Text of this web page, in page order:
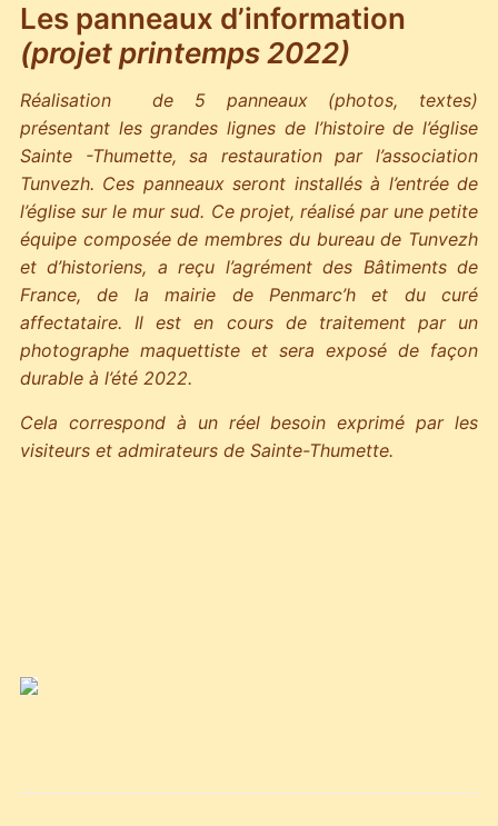
Les panneaux d’information
(projet printemps 2022)
Réalisation de 5 panneaux (photos, textes)
présentant les grandes lignes de l’histoire de l’église
Sainte -Thumette, sa restauration par l’association
Tunvezh. Ces panneaux seront installés à l’entrée de
l’église sur le mur sud. Ce projet, réalisé par une petite
équipe composée de membres du bureau de Tunvezh
et d’historiens, a reçu l’agrément des Bâtiments de
France, de la mairie de Penmarc’h et du curé
affectataire. Il est en cours de traitement par un
photographe maquettiste et sera exposé de façon
durable à l’été 2022.
Cela correspond à un réel besoin exprimé par les
visiteurs et admirateurs de Sainte-Thumette.